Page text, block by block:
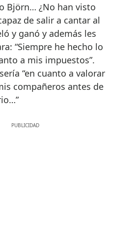
Björn… ¿No han visto
de salir a cantar al
y ganó y además les
“Siempre he hecho lo
a mis impuestos”.
“en cuanto a valorar
compañeros antes de